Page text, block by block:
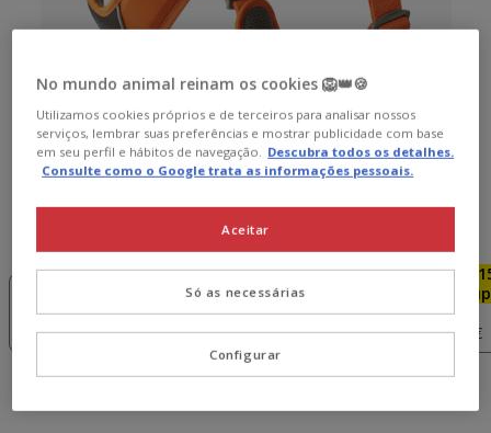
Sem Stock
47.99€
Sem Stock
52.99€
M
-15€ c/
52.99€
L
-
59.99€
No mundo animal reinam os cookies 🦁👑🍪
Utilizamos cookies próprios e de terceiros para analisar nossos
serviços, lembrar suas preferências e mostrar publicidade com base
em seu perfil e hábitos de navegação. Descubra todos os detalhes.
Consulte como o Google trata as informações pessoais.
Só as necessárias
Aceitar
Configurar